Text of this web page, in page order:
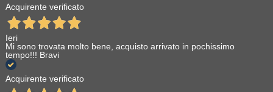
Acquirente verificato
Ieri
Mi sono trovata molto bene, acquisto arrivato in pochissimo
tempo!!! Bravi
Acquirente verificato